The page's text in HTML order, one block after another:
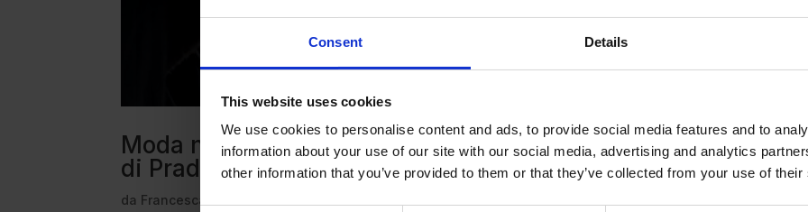
Consent Details
This website uses cookies
We use cookies to personalise content and ads, to provide social media features and to
information about your use of our site with our social media, advertising and analytics
other information that you’ve provided to them or that they’ve collected from your use of
Moda nello spazio: da Rabanne ad Artemis III e le tute
di Prada
da Francesca Scola